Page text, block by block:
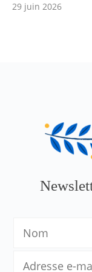
29 juin 2026